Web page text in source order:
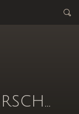
Vereinsmeisterschaft